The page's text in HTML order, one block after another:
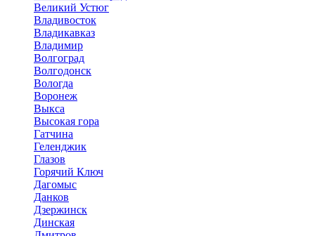
Великий Устюг
Владивосток
Владикавказ
Владимир
Волгоград
Волгодонск
Вологда
Воронеж
Выкса
Высокая гора
Гатчина
Геленджик
Глазов
Горячий Ключ
Дагомыс
Данков
Дзержинск
Динская